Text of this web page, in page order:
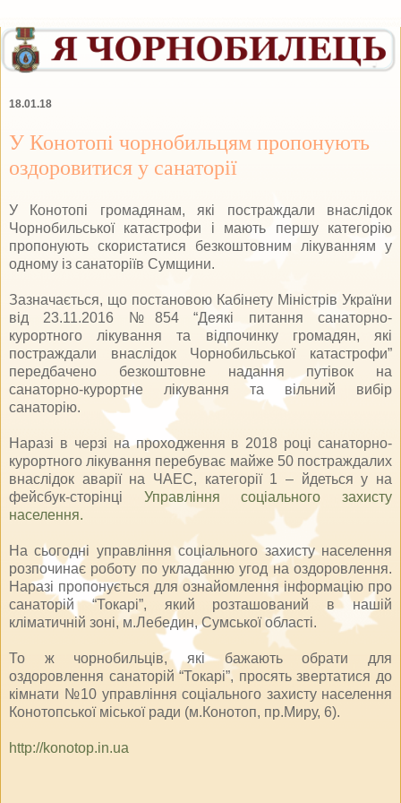
18.01.18
У Конотопі чорнобильцям пропонують
оздоровитися у санаторії
У Конотопі громадянам, які постраждали внаслідок
Чорнобильської катастрофи і мають першу категорію
пропонують скористатися безкоштовним лікуванням у
одному із санаторіїв Сумщини.
Зазначається, що постановою Кабінету Міністрів України
від 23.11.2016 №854 “Деякі питання санаторно-
курортного лікування та відпочинку громадян, які
постраждали внаслідок Чорнобильської катастрофи”
передбачено безкоштовне надання путівок на
санаторно-курортне лікування та вільний вибір
санаторію.
Наразі в черзі на проходження в 2018 році санаторно-
курортного лікування перебуває майже 50 постраждалих
внаслідок аварії на ЧАЕС, категорії 1 – йдеться у на
фейсбук-сторінці Управління соціального захисту
населення.
На сьогодні управління соціального захисту населення
розпочинає роботу по укладанню угод на оздоровлення.
Наразі пропонується для ознайомлення інформацію про
санаторій “Токарі”, який розташований в нашій
кліматичній зоні, м.Лебедин, Сумської області.
То ж чорнобильців, які бажають обрати для
оздоровлення санаторій “Токарі”, просять звертатися до
кімнати №10 управління соціального захисту населення
Конотопської міської ради (м.Конотоп, пр.Миру, 6).
http://konotop.in.ua